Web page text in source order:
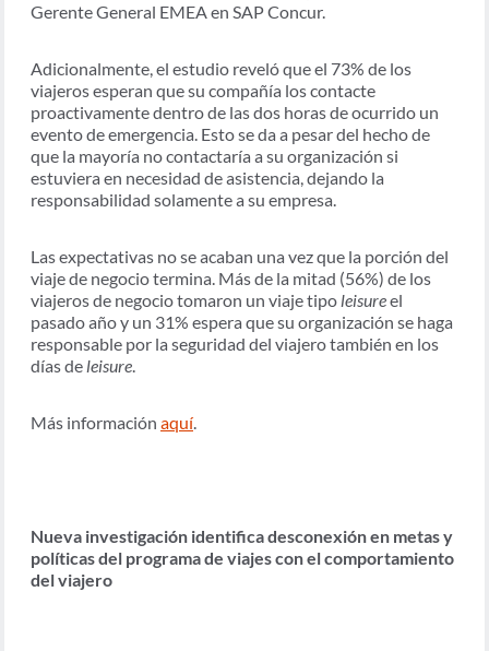
Gerente General EMEA en SAP Concur.
Adicionalmente, el estudio reveló que el 73% de los
viajeros esperan que su compañía los contacte
proactivamente dentro de las dos horas de ocurrido un
evento de emergencia. Esto se da a pesar del hecho de
que la mayoría no contactaría a su organización si
estuviera en necesidad de asistencia, dejando la
responsabilidad solamente a su empresa.
Las expectativas no se acaban una vez que la porción del
viaje de negocio termina. Más de la mitad (56%) de los
viajeros de negocio tomaron un viaje tipo leisureel
pasado año y un 31% espera que su organización se haga
responsable por la seguridad del viajero también en los
días de leisure.
Más información aquí.
Nueva investigación identifica desconexión en metas y
políticas del programa de viajes con el comportamiento
del viajero